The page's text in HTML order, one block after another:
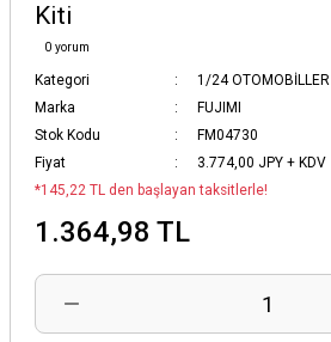
Kiti
0 yorum
Kategori
1/24 OTOMOBİLLER
Marka
FUJIMI
Stok Kodu
FM04730
Fiyat
3.774,00 JPY + KDV
*145,22 TL den başlayan taksitlerle!
1.364,98 TL